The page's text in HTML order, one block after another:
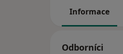
Informace
Odborníci